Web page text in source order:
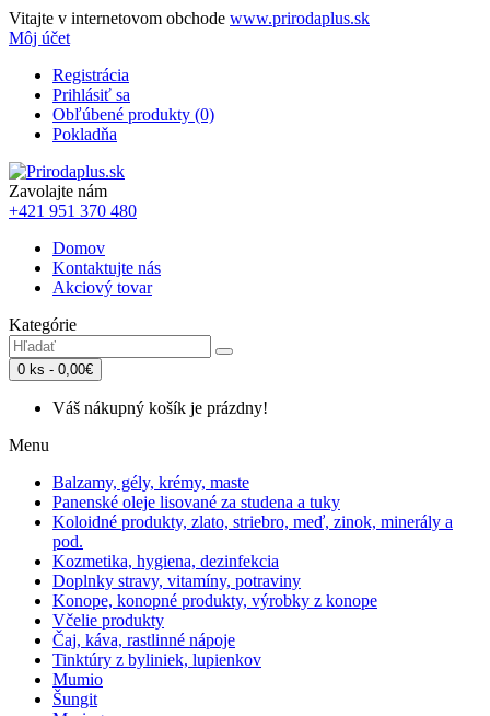
Vitajte v internetovom obchode www.prirodaplus.sk
Môj účet
Registrácia
Prihlásiť sa
Obľúbené produkty (0)
Pokladňa
Zavolajte nám
+421 951 370 480
Domov
Kontaktujte nás
Akciový tovar
Kategórie
0 ks - 0,00€
Váš nákupný košík je prázdny!
Menu
Balzamy, gély, krémy, maste
Panenské oleje lisované za studena a tuky
Koloidné produkty, zlato, striebro, meď, zinok, minerály a
pod.
Kozmetika, hygiena, dezinfekcia
Doplnky stravy, vitamíny, potraviny
Konope, konopné produkty, výrobky z konope
Včelie produkty
Čaj, káva, rastlinné nápoje
Tinktúry z byliniek, lupienkov
Mumio
Šungit